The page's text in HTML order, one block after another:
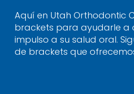
Aquí en Utah Orthodontic
brackets para ayudarle a
impulso a su salud oral.
de brackets que